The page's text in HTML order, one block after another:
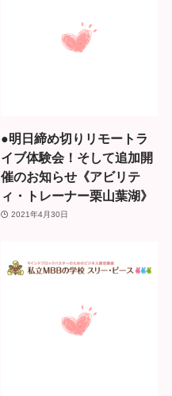
●明日締め切りリモートラ
イブ体験会！そして追加開
催のお知らせ《アビリテ
ィ・トレーナー栗山葉湖》
2021年4月30日